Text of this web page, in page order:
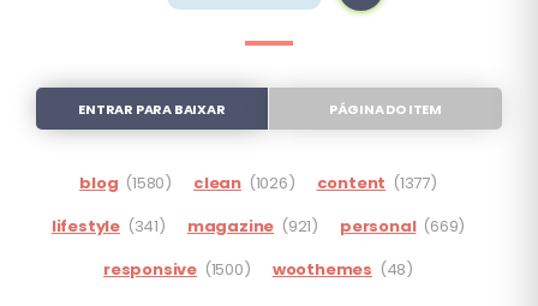
ENTRAR PARA BAIXAR PÁGINA DO ITEM
blog (1580) clean (1026) content (1377)
lifestyle (341) magazine (921) personal (669)
responsive (1500) woothemes (48)